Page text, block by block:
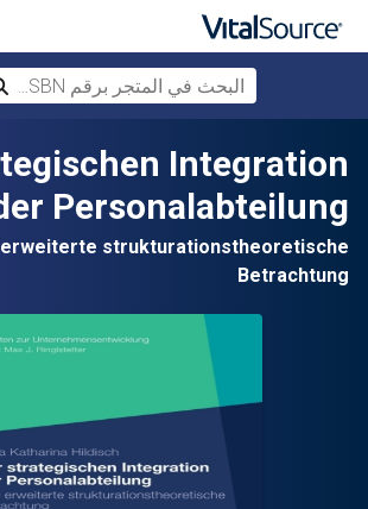
تخطي إلى
Integration
Personalabteilung
erweiterte strukturationstheoretische
Betrachtung